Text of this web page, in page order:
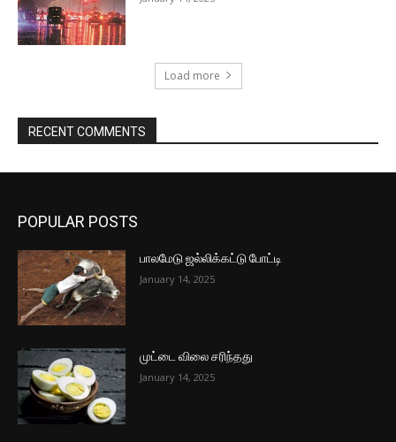
Load more
RECENT COMMENTS
POPULAR POSTS
பாலமேடு ஜல்லிக்கட்டு போட்டி
January 14, 2025
முட்டை விலை சரிந்தது
January 14, 2025